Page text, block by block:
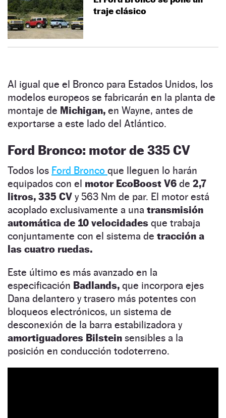
traje clásico
Al igual que el Bronco para Estados Unidos, los
modelos europeos se fabricarán en la planta de
montaje de Michigan, en Wayne, antes de
exportarse a este lado del Atlántico.
Ford Bronco: motor de 335 CV
Todos los Ford Bronco que lleguen lo harán
equipados con el motor EcoBoost V6 de 2,7
litros, 335 CV y 563 Nm de par. El motor está
acoplado exclusivamente a una transmisión
automática de 10 velocidades que trabaja
conjuntamente con el sistema de tracción a
las cuatro ruedas.
Este último es más avanzado en la
especificación Badlands, que incorpora ejes
Dana delantero y trasero más potentes con
bloqueos electrónicos, un sistema de
desconexión de la barra estabilizadora y
amortiguadores Bilstein sensibles a la
posición en conducción todoterreno.